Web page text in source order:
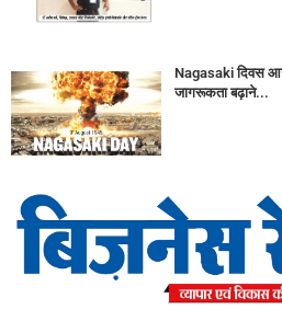
Nagasaki दिवस
जागरूकता बढ़ाने...